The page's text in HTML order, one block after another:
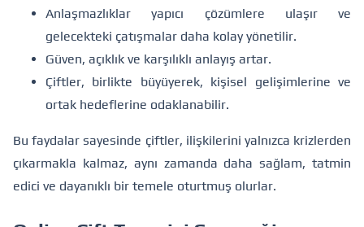
Anlaşmazlıklar yapıcı çözümlere ulaşır ve
gelecekteki çatışmalar daha kolay yönetilir.
Güven, açıklık ve karşılıklı anlayış artar.
Çiftler, birlikte büyüyerek, kişisel gelişimlerine ve
ortak hedeflerine odaklanabilir.
Bu faydalar sayesinde çiftler, ilişkilerini yalnızca krizlerden
çıkarmakla kalmaz, aynı zamanda daha sağlam, tatmin
edici ve dayanıklı bir temele oturtmuş olurlar.